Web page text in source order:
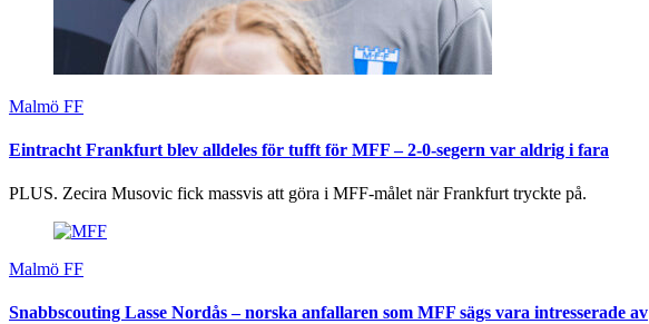
Malmö FF
Eintracht Frankfurt blev alldeles för tufft för MFF – 2-0-segern var aldrig i fara
PLUS. Zecira Musovic fick massvis att göra i MFF-målet när Frankfurt tryckte på.
Malmö FF
Snabbscouting Lasse Nordås – norska anfallaren som MFF sägs vara intresserade av